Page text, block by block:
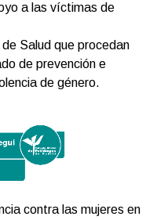
a las víctimas de
Salud que procedan
de prevención e
de género.
contra las mujeres en